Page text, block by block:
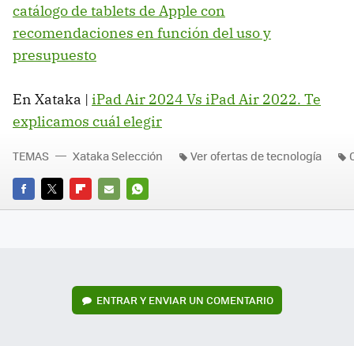
catálogo de tablets de Apple con
recomendaciones en función del uso y
presupuesto
En Xataka | iPad Air 2024 Vs iPad Air 2022. Te
explicamos cuál elegir
FACEBOOK
TWITTERFLIPBOARD
E-
WHATSAPP
TEMAS Xataka Selección Ver ofertas de tecnología
ENTRAR Y ENVIAR UN COMENTARIO